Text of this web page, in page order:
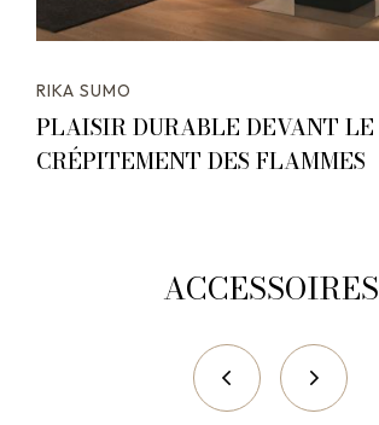
RIKA SUMO
PLAISIR DURABLE DEVANT LE
CRÉPITEMENT DES FLAMMES
ACCESSOIRES